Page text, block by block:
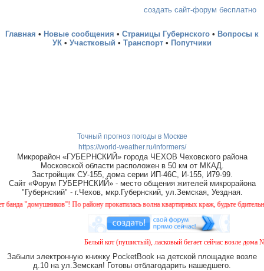
создать сайт-форум бесплатно
Главная • Новые сообщения • Страницы Губернского • Вопросы к
УК • Участковый • Транспорт • Попутчики
Точный прогноз погоды в Москве
https://world-weather.ru/informers/
Микрорайон «ГУБЕРНСКИЙ» города ЧЕХОВ Чеховского района
Московской области расположен в 50 км от МКАД.
Застройщик СУ-155, дома серии ИП-46С, И-155, И79-99.
Сайт «Форум ГУБЕРНСКИЙ» - место общения жителей микрорайона
"Губернский" - г.Чехов, мкр.Губернский, ул.Земская, Уездная.
По району прокатилась волна квартирных краж, будьте бдительны!
Белый кот (пушистый), ласковый бегает сейчас возле дома № 2
Забыли электронную книжку PocketBook на детской площадке возле
д.10 на ул.Земская! Готовы отблагодарить нашедшего.